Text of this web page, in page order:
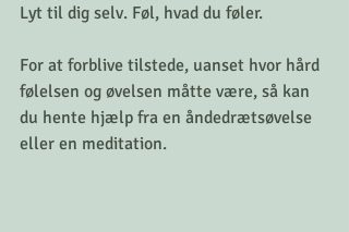
Lyt til dig selv. Føl, hvad du føler.
For at forblive tilstede, uanset hvor hård
følelsen og øvelsen måtte være, så kan
du hente hjælp fra en åndedrætsøvelse
eller en meditation.